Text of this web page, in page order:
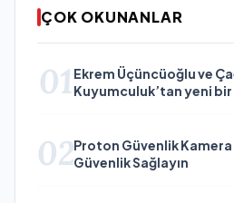
ÇOK OKUNANLAR
01 Ekrem Üçüncüoğlu ve
Kuyumculuk’tan yeni
02Proton Güvenlik
Güvenlik Sağlayın